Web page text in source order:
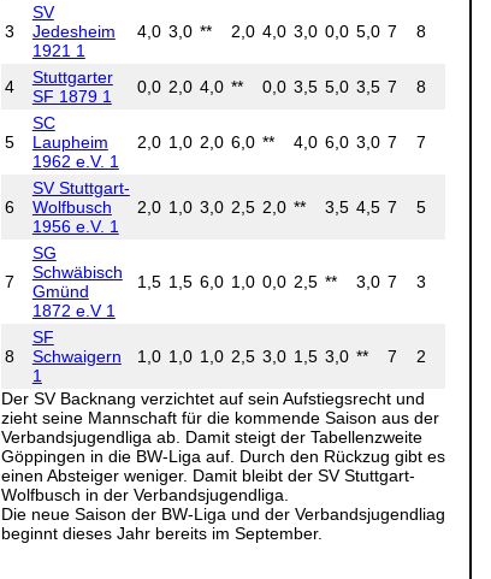
3
SV
Jedesheim
1921 1
4,0 3,0 ** 2,0 4,0 3,0 0,0 5,0 7 8
4
Stuttgarter
SF 1879 1
0,0 2,0 4,0 ** 0,0 3,5 5,0 3,5 7 8
5
SC
Laupheim
1962 e.V. 1
2,0 1,0 2,0 6,0 ** 4,0 6,0 3,0 7 7
6
SV Stuttgart-
Wolfbusch
1956 e.V. 1
2,0 1,0 3,0 2,5 2,0 ** 3,5 4,5 7 5
7
SG
Schwäbisch
Gmünd
1872 e.V 1
1,5 1,5 6,0 1,0 0,0 2,5 ** 3,0 7 3
8
SF
Schwaigern
1
1,0 1,0 1,0 2,5 3,0 1,5 3,0 ** 7 2
Der SV Backnang verzichtet auf sein Aufstiegsrecht und
zieht seine Mannschaft für die kommende Saison aus der
Verbandsjugendliga ab. Damit steigt der Tabellenzweite
Göppingen in die BW-Liga auf. Durch den Rückzug gibt es
einen Absteiger weniger. Damit bleibt der SV Stuttgart-
Wolfbusch in der Verbandsjugendliga.
Die neue Saison der BW-Liga und der Verbandsjugendliag
beginnt dieses Jahr bereits im September.